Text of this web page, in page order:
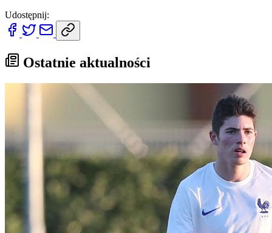
Udostępnij:
Ostatnie aktualności